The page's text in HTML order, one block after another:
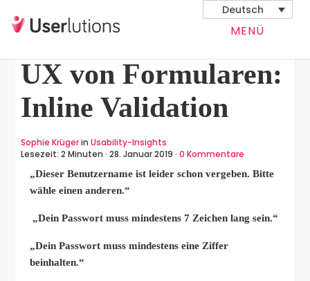
Deutsch
MENÜ
UX von Formularen:
Inline Validation
Sophie KrügerinUsability-Insights
Lesezeit: 2 Minuten · 28. Januar 2019 ·0 Kommentare
„Dieser Benutzername ist leider schon vergeben. Bitte
wähle einen anderen.“
„Dein Passwort muss mindestens 7 Zeichen lang sein.“
„Dein Passwort muss mindestens eine Ziffer
beinhalten.“